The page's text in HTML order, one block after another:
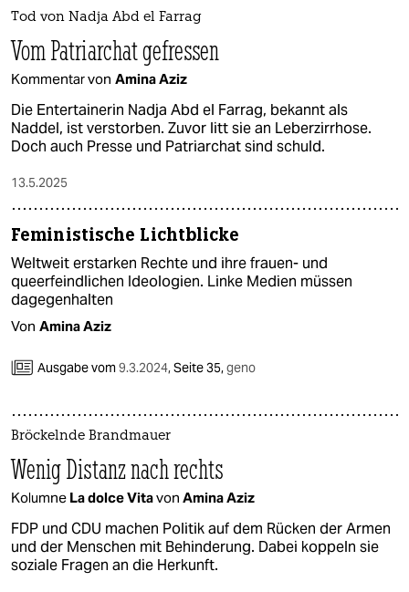
Tod von Nadja Abd el Farrag
Vom Patriarchat gefressen
Kommentar von Amina Aziz
Die Entertainerin Nadja Abd el Farrag, bekannt als
Naddel, ist verstorben. Zuvor litt sie an Leberzirrhose.
Doch auch Presse und Patriarchat sind schuld.
13.5.2025
Feministische Lichtblicke
Weltweit erstarken Rechte und ihre frauen- und
queerfeindlichen Ideologien. Linke Medien müssen
dagegenhalten
Von Amina Aziz
Ausgabe vom9.3.2024,Seite 35,geno
Bröckelnde Brandmauer
Wenig Distanz nach rechts
Kolumne La dolce Vitavon Amina Aziz
FDP und CDU machen Politik auf dem Rücken der Armen
und der Menschen mit Behinderung. Dabei koppeln sie
soziale Fragen an die Herkunft.